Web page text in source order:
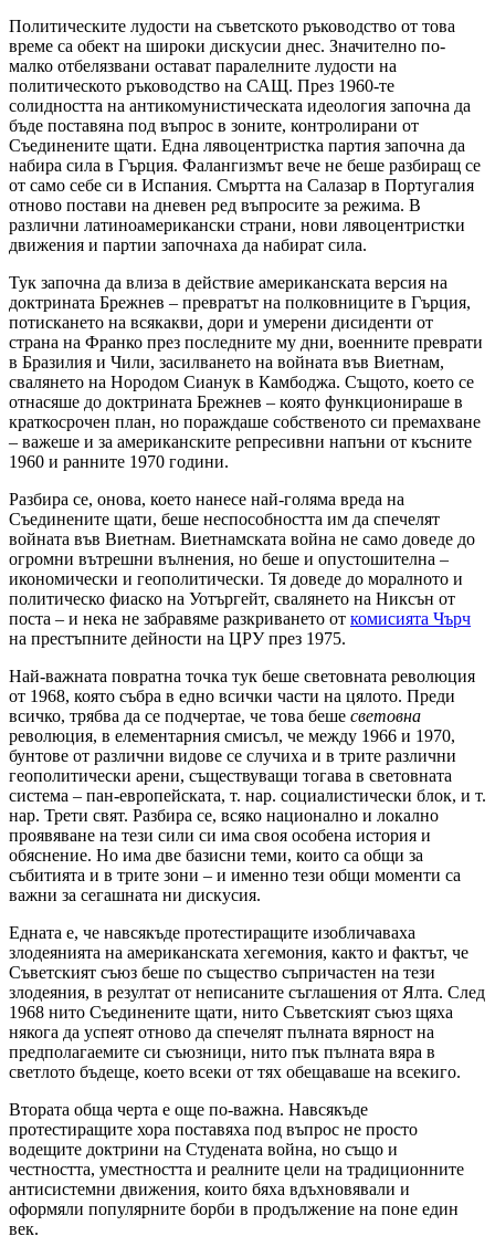
Политическите лудости на съветското ръководство от това
време са обект на широки дискусии днес. Значително по-
малко отбелязвани остават паралелните лудости на
политическото ръководство на САЩ. През 1960-те
солидността на антикомунистическата идеология започна да
бъде поставяна под въпрос в зоните, контролирани от
Съединените щати. Една лявоцентристка партия започна да
набира сила в Гърция. Фалангизмът вече не беше разбиращ се
от само себе си в Испания. Смъртта на Салазар в Португалия
отново постави на дневен ред въпросите за режима. В
различни латиноамерикански страни, нови лявоцентристки
движения и партии започнаха да набират сила.
Тук започна да влиза в действие американската версия на
доктрината Брежнев – превратът на полковниците в Гърция,
потискането на всякакви, дори и умерени дисиденти от
страна на Франко през последните му дни, военните преврати
в Бразилия и Чили, засилването на войната във Виетнам,
свалянето на Нородом Сианук в Камбоджа. Същото, което се
отнасяше до доктрината Брежнев – която функционираше в
краткосрочен план, но пораждаше собственото си премахване
– важеше и за американските репресивни напъни от късните
1960 и ранните 1970 години.
Разбира се, онова, което нанесе най-голяма вреда на
Съединените щати, беше неспособността им да спечелят
войната във Виетнам. Виетнамската война не само доведе до
огромни вътрешни вълнения, но беше и опустошителна –
икономически и геополитически. Тя доведе до моралното и
политическо фиаско на Уотъргейт, свалянето на Никсън от
поста – и нека не забравяме разкриването от комисията Чърч
на престъпните дейности на ЦРУ през 1975.
Най-важната повратна точка тук беше световната революция
от 1968, която събра в едно всички части на цялото. Преди
всичко, трябва да се подчертае, че това беше световна
революция, в елементарния смисъл, че между 1966 и 1970,
бунтове от различни видове се случиха и в трите различни
геополитически арени, съществуващи тогава в световната
система – пан-европейската, т. нар. социалистически блок, и т.
нар. Трети свят. Разбира се, всяко национално и локално
проявяване на тези сили си има своя особена история и
обяснение. Но има две базисни теми, които са общи за
събитията и в трите зони – и именно тези общи моменти са
важни за сегашната ни дискусия.
Едната е, че навсякъде протестиращите изобличаваха
злодеянията на американската хегемония, както и фактът, че
Съветският съюз беше по същество съпричастен на тези
злодеяния, в резултат от неписаните съглашения от Ялта. След
1968 нито Съединените щати, нито Съветският съюз щяха
някога да успеят отново да спечелят пълната вярност на
предполагаемите си съюзници, нито пък пълната вяра в
светлото бъдеще, което всеки от тях обещаваше на всекиго.
Втората обща черта е още по-важна. Навсякъде
протестиращите хора поставяха под въпрос не просто
водещите доктрини на Студената война, но също и
честността, уместността и реалните цели на традиционните
антисистемни движения, които бяха вдъхновявали и
оформяли популярните борби в продължение на поне един
век.